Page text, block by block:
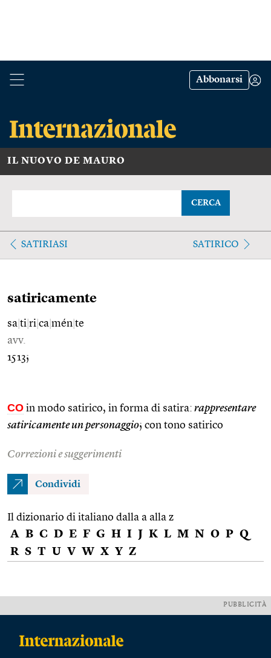
Abbonarsi
IL NUOVO DE MAURO
CERCA
SATIRIASI SATIRICO
satiricamente
sa ti ri ca mén te
avv.
1513;
CO in modo satirico, in forma di satira: rappresentare
satiricamente un personaggio; con tono satirico
Correzioni e suggerimenti
Condividi
Il dizionario di italiano dalla a alla z
A B C D E F G H I J K L M N O P Q
R S T U V W X Y Z
PUBBLICITÀ